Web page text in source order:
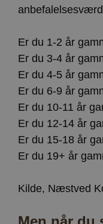
Er du 1-2 år
Er du 3-4 år
Er du 4-5 år
Er du 6-9 år
Er du 10-11 år
Er du 12-14 år
Er du 15-18 år
Er du 19+ år
Kilde, Næstved